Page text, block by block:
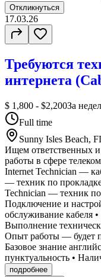
Откликнуться
17.03.26
Требуются
интернета
$ 1,800 - $2,200За
Full time
Sunny Isles Beach,
Ищем ответственных
работы в сфере
Internet Technician —
— техник по
Technician — техник по
Подключение и
обслуживание кабеля
Выполнение
Опыт работы — будет
Базовое знание
пунктуальность •
подробнее